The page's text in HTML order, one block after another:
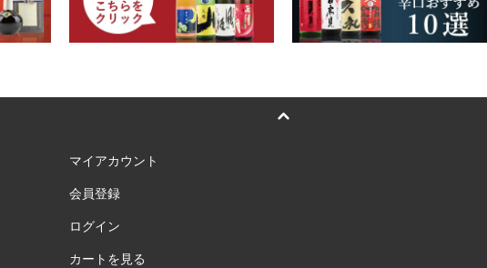
マイアカウント
会員登録
ログイン
カートを見る